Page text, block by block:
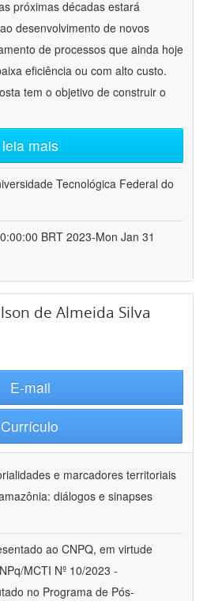
próximas décadas estará
desenvolvimento de novos
de processos que ainda hoje
eficiência ou com alto custo.
tem o objetivo de construir o
leia mais
Tecnológica Federal do
BRT 2023-Mon Jan 31
de Almeida Silva
E-mail
Currículo
e marcadores territoriais
diálogos e sinapses
ao CNPQ, em virtude
MCTI Nº 10/2023 -
no Programa de Pós-